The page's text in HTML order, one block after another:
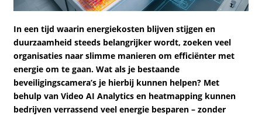
In een tijd waarin energiekosten blijven stijgen en
duurzaamheid steeds belangrijker wordt, zoeken veel
organisaties naar slimme manieren om efficiënter met
energie om te gaan. Wat als je bestaande
beveiligingscamera’s je hierbij kunnen helpen? Met
behulp van Video AI Analytics en heatmapping kunnen
bedrijven verrassend veel energie besparen – zonder